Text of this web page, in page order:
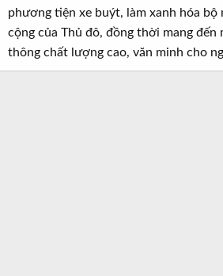
phương tiện xe buýt, làm xanh hóa bộ
cộng của Thủ đô, đồng thời mang đến
thông chất lượng cao, văn minh cho